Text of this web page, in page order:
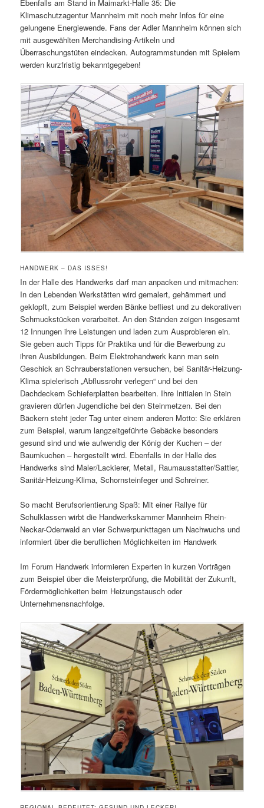
Ebenfalls am Stand in Maimarkt-Halle 35: Die
Klimaschutzagentur Mannheim mit noch mehr Infos für eine
gelungene Energiewende. Fans der Adler Mannheim können sich
mit ausgewählten Merchandising-Artikeln und
Überraschungstüten eindecken. Autogrammstunden mit Spielern
werden kurzfristig bekanntgegeben!
HANDWERK – DAS ISSES!
In der Halle des Handwerks darf man anpacken und mitmachen:
In den Lebenden Werkstätten wird gemalert, gehämmert und
geklopft, zum Beispiel werden Bänke befliest und zu dekorativen
Schmuckstücken verarbeitet. An den Ständen zeigen insgesamt
12 Innungen ihre Leistungen und laden zum Ausprobieren ein.
Sie geben auch Tipps für Praktika und für die Bewerbung zu
ihren Ausbildungen. Beim Elektrohandwerk kann man sein
Geschick an Schrauberstationen versuchen, bei Sanitär-Heizung-
Klima spielerisch „Abflussrohr verlegen“ und bei den
Dachdeckern Schieferplatten bearbeiten. Ihre Initialen in Stein
gravieren dürfen Jugendliche bei den Steinmetzen. Bei den
Bäckern steht jeder Tag unter einem anderen Motto: Sie erklären
zum Beispiel, warum langzeitgeführte Gebäcke besonders
gesund sind und wie aufwendig der König der Kuchen – der
Baumkuchen – hergestellt wird. Ebenfalls in der Halle des
Handwerks sind Maler/Lackierer, Metall, Raumausstatter/Sattler,
Sanitär-Heizung-Klima, Schornsteinfeger und Schreiner.
So macht Berufsorientierung Spaß: Mit einer Rallye für
Schulklassen wirbt die Handwerkskammer Mannheim Rhein-
Neckar-Odenwald an vier Schwerpunkttagen um Nachwuchs und
informiert über die beruflichen Möglichkeiten im Handwerk
Im Forum Handwerk informieren Experten in kurzen Vorträgen
zum Beispiel über die Meisterprüfung, die Mobilität der Zukunft,
Fördermöglichkeiten beim Heizungstausch oder
Unternehmensnachfolge.